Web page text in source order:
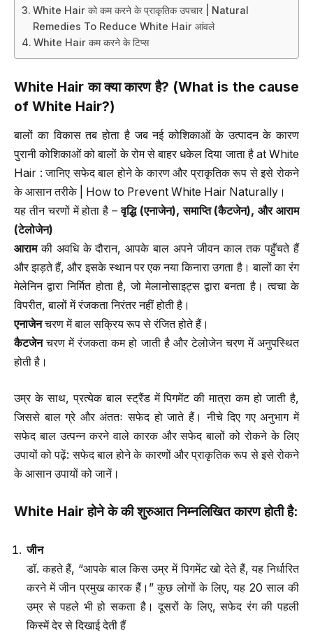
White Hair को कम करने के प्राकृतिक उपचार | Natural
Remedies To Reduce White Hair आंवले
White Hair कम करने के टिप्स
White Hairका क्या कारण है? (What is the cause
of White Hair?)
बालों का विकास तब होता है जब नई कोशिकाओं के उत्पादन के कारण
पुरानी कोशिकाओं को बालों के रोम से बाहर धकेल दिया जाता है at White
Hair : जानिए सफेद बाल होने के कारण और प्राकृतिक रूप से इसे रोकने
के आसान तरीके | How to Prevent White Hair Naturally।
यह तीन चरणों में होता है –वृद्धि (एनाजेन),समाप्ति (कैटजेन),और आराम
(टेलोजेन)
आरामकी अवधि के दौरान, आपके बाल अपने जीवन काल तक पहुँचते हैं
और झड़ते हैं, और इसके स्थान पर एक नया किनारा उगता है। बालों का रंग
मेलेनिन द्वारा निर्मित होता है, जो मेलानोसाइट्स द्वारा बनता है। त्वचा के
विपरीत, बालों में रंजकता निरंतर नहीं होती है।
एनाजेनचरण में बाल सक्रिय रूप से रंजित होते हैं।
कैटजेनचरण में रंजकता कम हो जाती है और टेलोजेन चरण में अनुपस्थित
होती है।
उम्र के साथ, प्रत्येक बाल स्ट्रैंड में पिगमेंट की मात्रा कम हो जाती है,
जिससे बाल ग्रे और अंततः सफेद हो जाते हैं। नीचे दिए गए अनुभाग में
सफेद बाल उत्पन्न करने वाले कारक और सफेद बालों को रोकने के लिए
उपायों को पढ़ें: सफेद बाल होने के कारणों और प्राकृतिक रूप से इसे रोकने
के आसान उपायों को जानें।
White Hairहोने के की शुरुआत निम्नलिखित कारण होती है:
जीन
डॉ. कहते हैं, “आपके बाल किस उम्र में पिगमेंट खो देते हैं, यह निर्धारित
करने में जीन प्रमुख कारक हैं।” कुछ लोगों के लिए, यह 20 साल की
उम्र से पहले भी हो सकता है। दूसरों के लिए, सफेद रंग की पहली
किस्में देर से दिखाई देती हैं